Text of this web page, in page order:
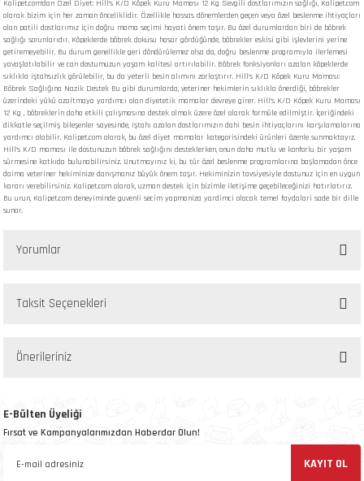
Kalipet.com'dan Özel Diyet: Hill's K/D Köpek Kuru Maması 12 Kg Sevgili dostlarımızın sağlığı, Kalipet.com
olarak bizim için her zaman önceliklidir. Özellikle hassas dönemlerden geçen veya özel beslenme ihtiyaçları
olan patili dostlarımız için doğru mama seçimi hayati önem taşır. Bu özel durumlardan biri de böbrek
sağlığı sorunlarıdır. Köpeklerde böbrek dokusu hasar gördüğünde, böbrekler eskisi gibi işlevlerini yerine
getiremeyebilir. Bu durum genellikle geri döndürülemez olsa da, doğru beslenme programıyla ilerlemesi
yavaşlatılabilir ve can dostumuzun yaşam kalitesi artırılabilir. Böbrek fonksiyonları azalan köpeklerde
sıklıkla iştahsızlık görülebilir, bu da yeterli besin alımını zorlaştırır. Hill's K/D Köpek Kuru Maması:
Böbrek Sağlığına Nazik Destek Bu gibi durumlarda, veteriner hekimlerin sıklıkla önerdiği, böbrekler
üzerindeki yükü azaltmaya yardımcı olan diyetetik mamalar devreye girer. Hill's K/D Köpek Kuru Maması
12 Kg , böbreklerin daha etkili çalışmasına destek olmak üzere özel olarak formüle edilmiştir. İçeriğindeki
dikkatle seçilmiş bileşenler sayesinde, iştahı azalan dostlarımızın dahi besin ihtiyaçlarını karşılamalarına
yardımcı olabilir. Kalipet.com olarak, bu özel diyet mamalar kategorisindeki ürünleri özenle sunmaktayız.
Hill's K/D maması ile dostunuzun böbrek sağlığını desteklerken, onun daha mutlu ve konforlu bir yaşam
sürmesine katkıda bulunabilirsiniz. Unutmayınız ki, bu tür özel beslenme programlarına başlamadan önce
daima veteriner hekiminize danışmanız büyük önem taşır. Hekiminizin tavsiyesiyle dostunuz için en uygun
kararı verebilirsiniz. Kalipet.com olarak, uzman destek için bizimle iletişime geçebileceğinizi hatırlatırız.
Bu urun, Kalipet.com deneyiminde guvenli secim yapmaniza yardimci olacak temel faydalari sade bir dille
sunar.
Yorumlar
Taksit Seçenekleri
Önerileriniz
gördüğünüz noktaları öneri formunu kullanarak tarafımıza iletebilirsiniz.
Ürün resmi kalitesiz, bozuk veya görüntülenemiyor.
E-Bülten Üyeliği
Fırsat ve Kampanyalarımızdan Haberdar Olun!
KAYIT OL